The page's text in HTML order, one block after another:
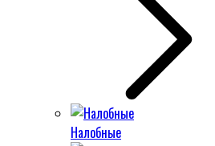
Налобные